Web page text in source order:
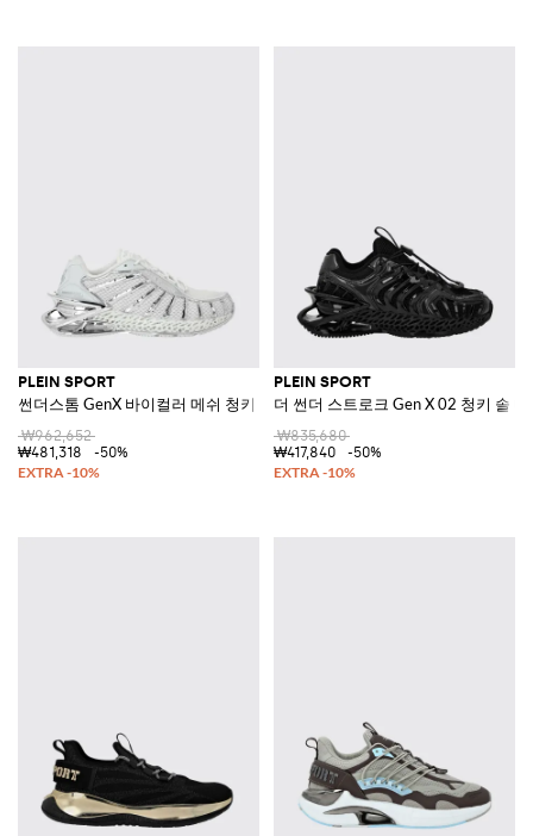
PLEIN SPORT
썬더스톰 GenX 바이컬러 메쉬 청키 솔 스니커즈
₩962,652
₩481,318
-50%
PLEIN SPORT
더 썬더 스트로크 Gen X 02 청키 솔
₩835,680
₩417,840
-50%